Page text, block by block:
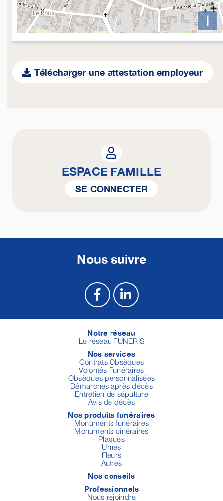
i
Télécharger une attestation employeur
ESPACE FAMILLE
SE CONNECTER
Nous suivre
Notre réseau
Le réseau FUNERIS
Nos services
Contrats Obsèques
Volontés Funéraires
Obsèques personnalisées
Démarches après décès
Entretien de sépulture
Avis de décès
Nos produits funéraires
Monuments funéraires
Monuments cinéraires
Plaques
Urnes
Fleurs
Autres
Nos conseils
Professionnels
Nous rejoindre